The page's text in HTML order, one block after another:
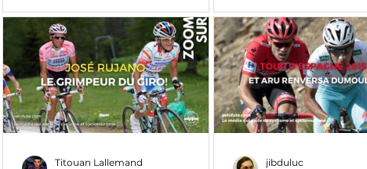
Titouan Lallemand
jibduluc